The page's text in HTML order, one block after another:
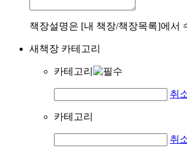
책장설명은 [내 책장/책장목록]에서
새책장 카테고리
카테고리
취
카테고리
취